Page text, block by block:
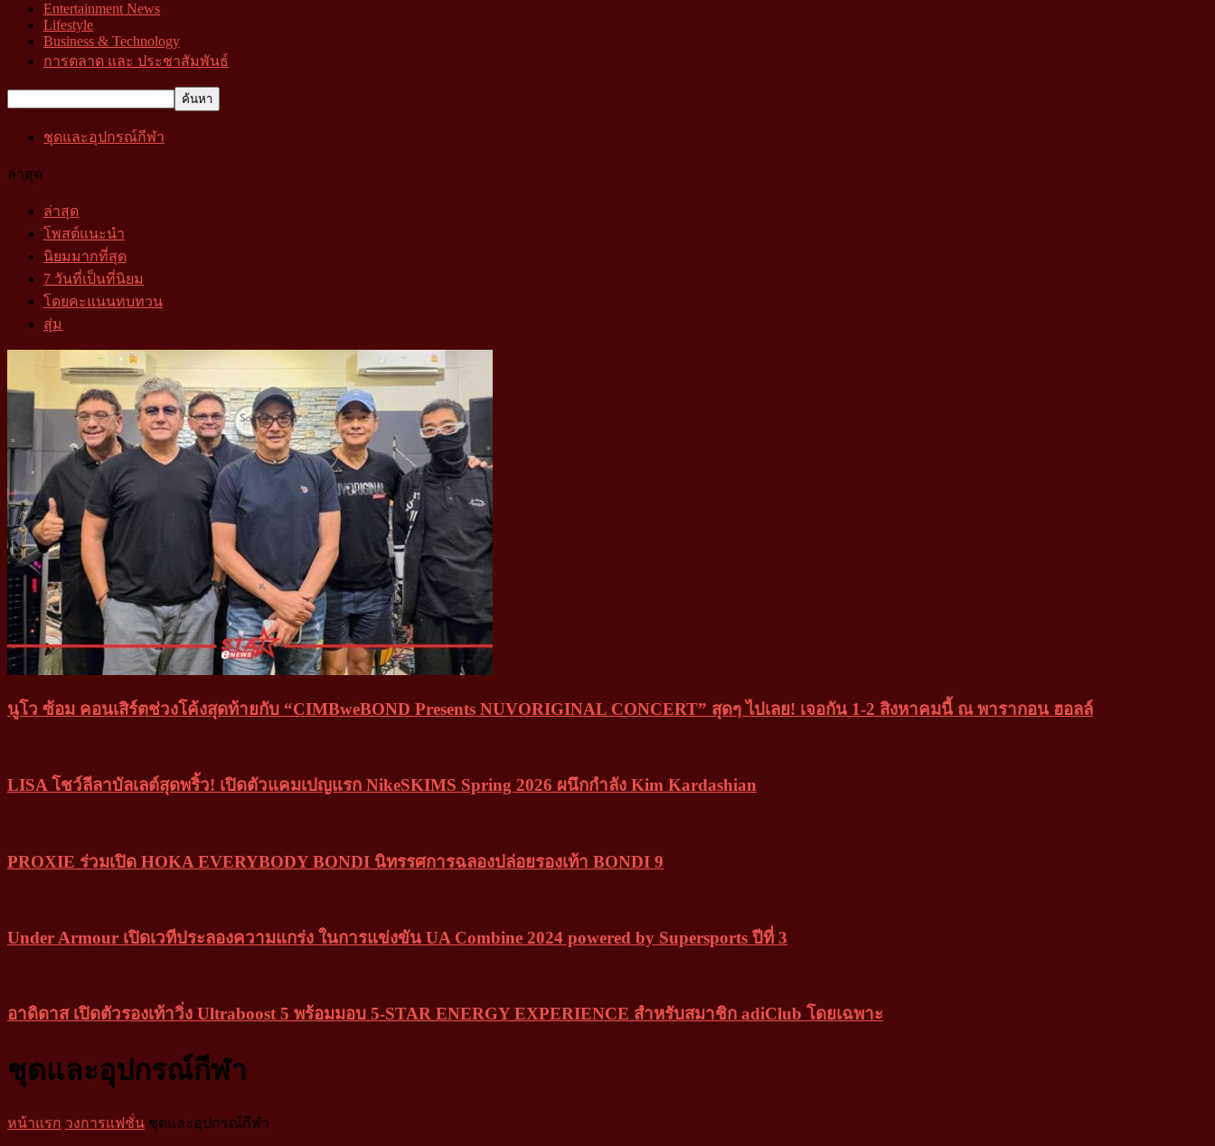
Entertainment News
Lifestyle
Business & Technology
การตลาด และ ประชาสัมพันธ์
ชุดและอุปกรณ์กีฬา
ล่าสุด
ล่าสุด
โพสต์แนะนำ
นิยมมากที่สุด
7 วันที่เป็นที่นิยม
โดยคะแนนทบทวน
สุ่ม
นูโว ซ้อม คอนเสิร์ตช่วงโค้งสุดท้ายกับ “CIMBweBOND Presents NUVORIGINAL CONCERT” สุดๆ ไปเลย! เจอกัน 1-2 สิงหาคมนี้ ณ พารากอน ฮอลล์
LISA โชว์ลีลาบัลเลต์สุดพริ้ว! เปิดตัวแคมเปญแรก NikeSKIMS Spring 2026 ผนึกกำลัง Kim Kardashian
PROXIE ร่วมเปิด HOKA EVERYBODY BONDI นิทรรศการฉลองปล่อยรองเท้า BONDI 9
Under Armour เปิดเวทีประลองความแกร่ง ในการแข่งขัน UA Combine 2024 powered by Supersports ปีที่ 3
อาดิดาส เปิดตัวรองเท้าวิ่ง Ultraboost 5 พร้อมมอบ 5-STAR ENERGY EXPERIENCE สำหรับสมาชิก adiClub โดยเฉพาะ
ชุดและอุปกรณ์กีฬา
หน้าแรก วงการแฟชั่น ชุดและอุปกรณ์กีฬา